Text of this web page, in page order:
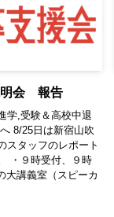
明会 報告
学,受験＆高校中退
8/25日は新宿山吹
スタッフのレポート
・９時受付、９時
大講義室（スピーカ